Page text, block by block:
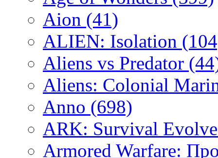
Aion (41)
ALIEN: Isolation
Aliens vs Predator
Aliens: Colonial
Anno (698)
ARK: Survival
Armored Warfare: